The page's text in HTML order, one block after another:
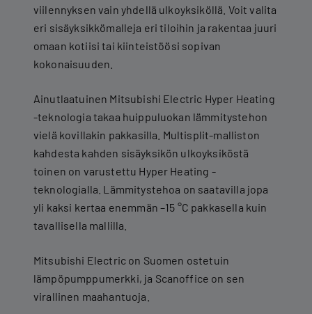
viilennyksen vain yhdellä ulkoyksiköllä. Voit valita
eri sisäyksikkömalleja eri tiloihin ja rakentaa juuri
omaan kotiisi tai kiinteistöösi sopivan
kokonaisuuden.
Ainutlaatuinen Mitsubishi Electric Hyper Heating
-teknologia takaa huippuluokan lämmitystehon
vielä kovillakin pakkasilla. Multisplit-malliston
kahdesta kahden sisäyksikön ulkoyksiköstä
toinen on varustettu Hyper Heating -
teknologialla. Lämmitystehoa on saatavilla jopa
yli kaksi kertaa enemmän –15 °C pakkasella kuin
tavallisella mallilla.
Mitsubishi Electric on Suomen ostetuin
lämpöpumppumerkki, ja Scanoffice on sen
virallinen maahantuoja.